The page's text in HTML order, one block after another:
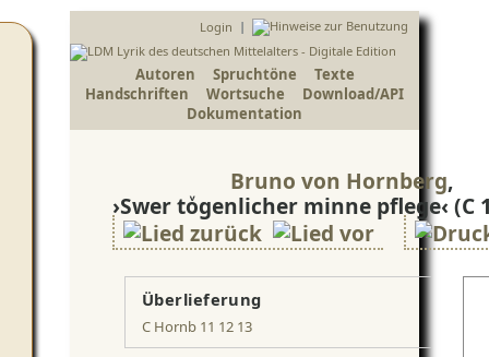
Login |
Autoren Spruchtöne
Texte
Handschriften
Wortsuche
Download/API
Dokumentation
Bruno von Hornberg,
›Swer toͮgenlicher minne pflege‹ (C
Überlieferung
C Hornb 11 12 13